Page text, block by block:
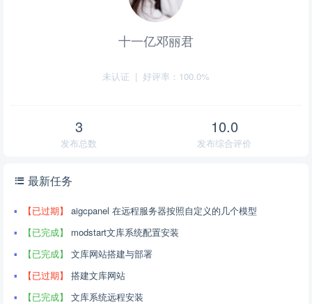
十一亿邓丽君
未认证 | 好评率：100.0%
3
发布总数
10.0
发布综合评价
最新任务
【已过期】 aigcpanel 在远程服务器按照自定义的几个模型
【已完成】 modstart文库系统配置安装
【已完成】 文库网站搭建与部署
【已过期】 搭建文库网站
【已完成】 文库系统远程安装